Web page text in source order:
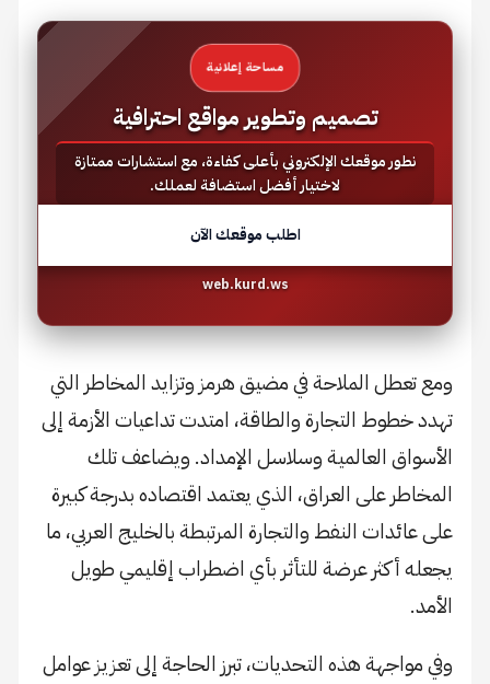
مساحة إعلانية
تصميم وتطوير مواقع احترافية
نطور موقعك الإلكتروني بأعلى كفاءة، مع استشارات ممتازة
لاختيار أفضل استضافة لعملك.
اطلب موقعك الآن
web.kurd.ws
ومع تعطل الملاحة في مضيق هرمز وتزايد المخاطر التي
تهدد خطوط التجارة والطاقة، امتدت تداعيات الأزمة إلى
الأسواق العالمية وسلاسل الإمداد. ويضاعف تلك
المخاطر على العراق، الذي يعتمد اقتصاده بدرجة كبيرة
على عائدات النفط والتجارة المرتبطة بالخليج العربي، ما
يجعله أكثر عرضة للتأثر بأي اضطراب إقليمي طويل
الأمد.
وفي مواجهة هذه التحديات، تبرز الحاجة إلى تعزيز عوامل